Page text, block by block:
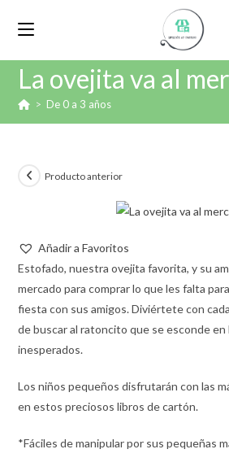
La ovejita va al
> De 0 a 3 años
Producto anterior
Añadir a Favoritos
Estofado, nuestra ovejita favorita, y su
mercado para comprar lo que les falta
fiesta con sus amigos. Diviértete con
de buscar al ratoncito que se esconde en
inesperados.
Los niños pequeños disfrutarán con las
en estos preciosos libros de cartón.
*Fáciles de manipular por sus pequeñas